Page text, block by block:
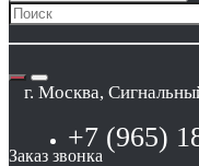
г. Москва,
+7 (965)
Заказ звонка